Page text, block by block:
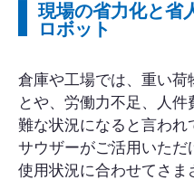
現場の省力化と省
ロボット
倉庫や工場では、重い荷
とや、労働力不足、人
難な状況になると言わ
サウザーがご活用いただ
使用状況に合わせてさま